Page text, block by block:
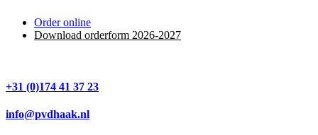
Order online
Download orderform 2026-2027
+31 (0)174 41 37 23
info@pvdhaak.nl